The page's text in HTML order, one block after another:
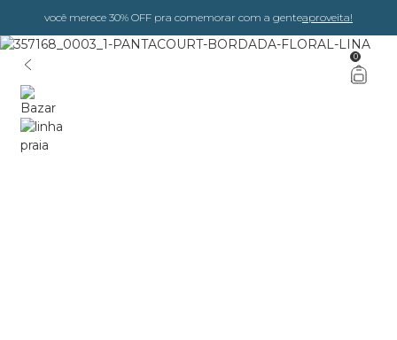
você merece 30% OFF pra comemorar com a genteaproveita!
0